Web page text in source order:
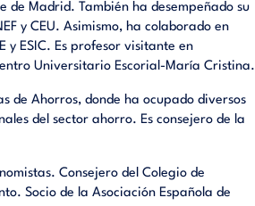
están
como
de
euro-
de vida
de
de Madrid. También ha desempeñado su
y CEU. Asimismo, ha colaborado en
y ESIC. Es profesor visitante en
Universitario Escorial-María Cristina.
de Ahorros, donde ha ocupado diversos
del sector ahorro. Es consejero de la
Consejero del Colegio de
Socio de la Asociación Española de